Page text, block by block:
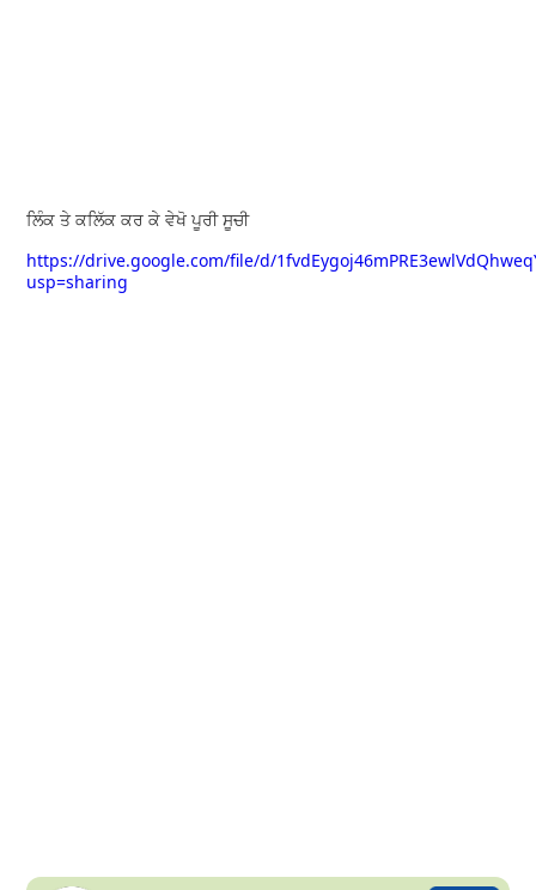
ਲਿੰਕ ਤੇ ਕਲਿੱਕ ਕਰ ਕੇ ਵੇਖੋ ਪੂਰੀ ਸੂਚੀ
https://drive.google.com/file/d/
usp=sharing